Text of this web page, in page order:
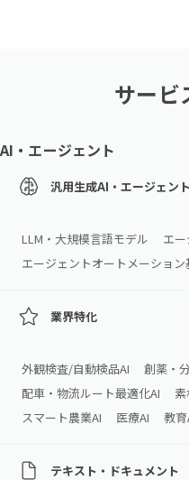
サービ
AI・エージェント
汎用生成AI・エージェント
LLM・大規模言語モデル
エ
エージェントオートメーション
業界特化
外観検査/自動検品AI
創薬・
配車・物流ルート最適化AI
素
スマート農業AI
医療AI 教育
テキスト・ドキュメント